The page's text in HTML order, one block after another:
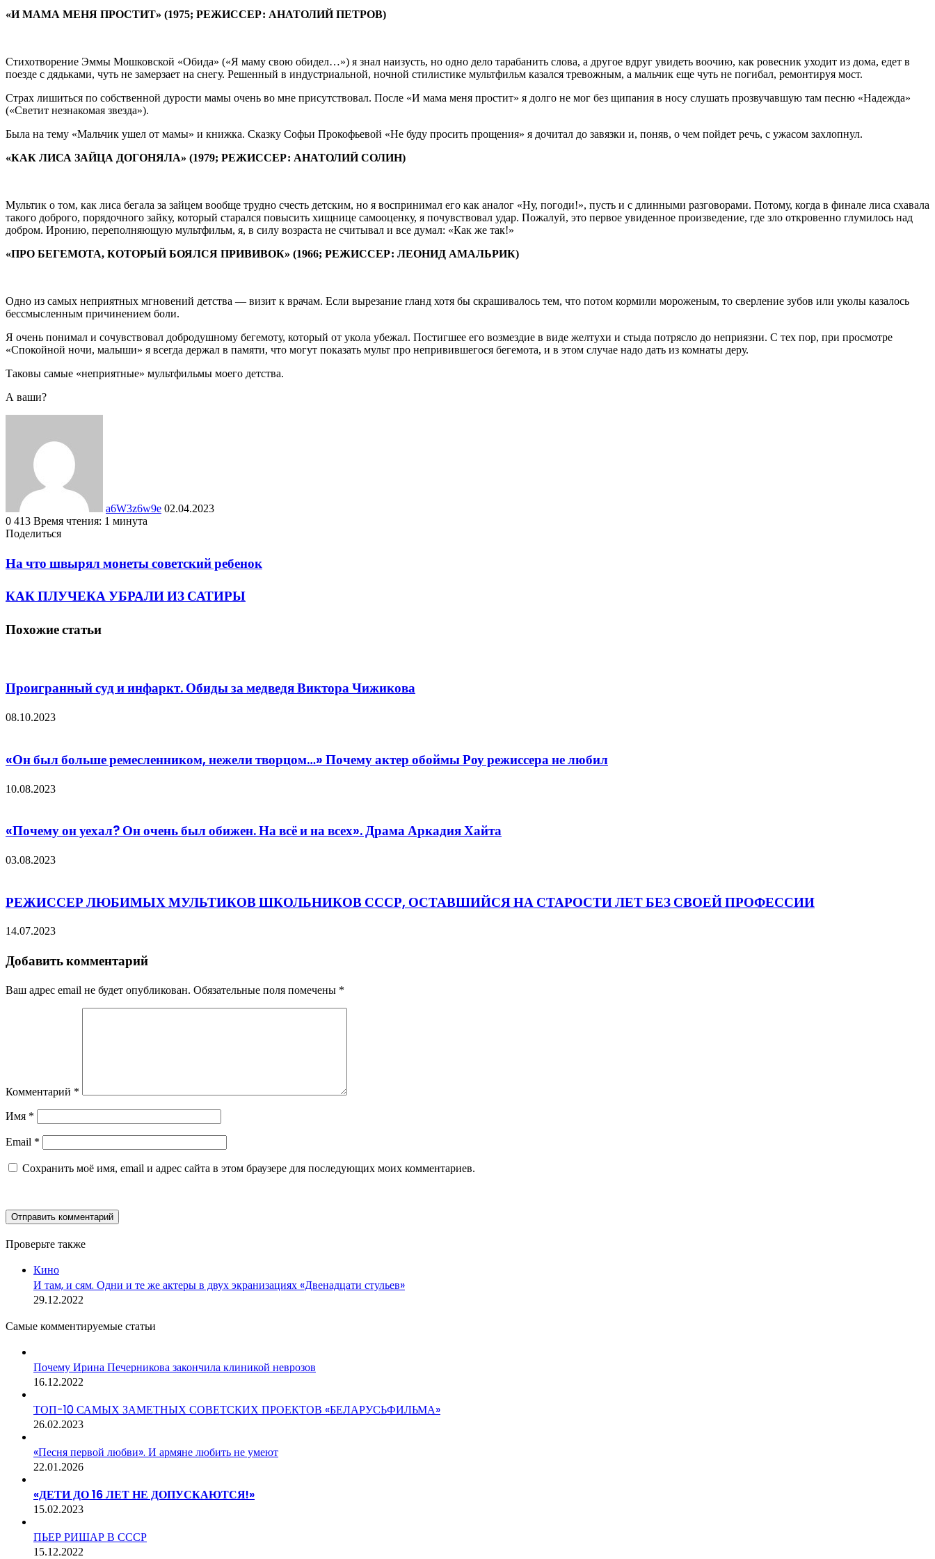
«И МАМА МЕНЯ ПРОСТИТ» (1975; РЕЖИССЕР: АНАТОЛИЙ ПЕТРОВ)
Стихотворение Эммы Мошковской «Обида» («Я маму свою обидел…») я знал наизусть, но одно дело тарабанить слова, а другое вдруг увидеть воочию, как ровесник уходит из дома, едет в
поезде с дядьками, чуть не замерзает на снегу. Решенный в индустриальной, ночной стилистике мультфильм казался тревожным, а мальчик еще чуть не погибал, ремонтируя мост.
Страх лишиться по собственной дурости мамы очень во мне присутствовал. После «И мама меня простит» я долго не мог без щипания в носу слушать прозвучавшую там песню «Надежда»
(«Светит незнакомая звезда»).
Была на тему «Мальчик ушел от мамы» и книжка. Сказку Софьи Прокофьевой «Не буду просить прощения» я дочитал до завязки и, поняв, о чем пойдет речь, с ужасом захлопнул.
«КАК ЛИСА ЗАЙЦА ДОГОНЯЛА» (1979; РЕЖИССЕР: АНАТОЛИЙ СОЛИН)
Мультик о том, как лиса бегала за зайцем вообще трудно счесть детским, но я воспринимал его как аналог «Ну, погоди!», пусть и с длинными разговорами. Потому, когда в финале лиса схавала
такого доброго, порядочного зайку, который старался повысить хищнице самооценку, я почувствовал удар. Пожалуй, это первое увиденное произведение, где зло откровенно глумилось над
добром. Иронию, переполняющую мультфильм, я, в силу возраста не считывал и все думал: «Как же так!»
«ПРО БЕГЕМОТА, КОТОРЫЙ БОЯЛСЯ ПРИВИВОК» (1966; РЕЖИССЕР: ЛЕОНИД АМАЛЬРИК)
Одно из самых неприятных мгновений детства — визит к врачам. Если вырезание гланд хотя бы скрашивалось тем, что потом кормили мороженым, то сверление зубов или уколы казалось
бессмысленным причинением боли.
Я очень понимал и сочувствовал добродушному бегемоту, который от укола убежал. Постигшее его возмездие в виде желтухи и стыда потрясло до неприязни. С тех пор, при просмотре
«Спокойной ночи, малыши» я всегда держал в памяти, что могут показать мульт про непривившегося бегемота, и в этом случае надо дать из комнаты деру.
Таковы самые «неприятные» мультфильмы моего детства.
А ваши?
a6W3z6w9e 02.04.2023
0 413 Время чтения: 1 минута
Facebook
Twitter
LinkedIn
Tumblr
Pinterest
Вконтакте
Одноклассники
Фрезеровка
WhatsApp
Поделиться
через
электронную
На что швырял монеты советский ребенок
КАК ПЛУЧЕКА УБРАЛИ ИЗ САТИРЫ
Похожие статьи
Проигранный суд и инфаркт. Обиды за медведя Виктора Чижикова
08.10.2023
«Он был больше ремесленником, нежели творцом…» Почему актер обоймы Роу режиссера не любил
10.08.2023
«Почему он уехал? Он очень был обижен. На всё и на всех». Драма Аркадия Хайта
03.08.2023
РЕЖИССЕР ЛЮБИМЫХ МУЛЬТИКОВ ШКОЛЬНИКОВ СССР, ОСТАВШИЙСЯ НА СТАРОСТИ ЛЕТ БЕЗ СВОЕЙ ПРОФЕССИИ
14.07.2023
Добавить комментарий
Ваш адрес email не будет опубликован. Обязательные поля помечены *
Комментарий *
Имя *
Email *
Сохранить моё имя, email и адрес сайта в этом браузере для последующих моих комментариев.
Проверьте также
Кино
И там, и сям. Одни и те же актеры в двух экранизациях «Двенадцати стульев»
29.12.2022
Самые комментируемые статьи
Почему Ирина Печерникова закончила клиникой неврозов
16.12.2022
ТОП-10 САМЫХ ЗАМЕТНЫХ СОВЕТСКИХ ПРОЕКТОВ «БЕЛАРУСЬФИЛЬМА»
26.02.2023
«Песня первой любви». И армяне любить не умеют
22.01.2026
«ДЕТИ ДО 16 ЛЕТ НЕ ДОПУСКАЮТСЯ!»
15.02.2023
ПЬЕР РИШАР В СССР
15.12.2022